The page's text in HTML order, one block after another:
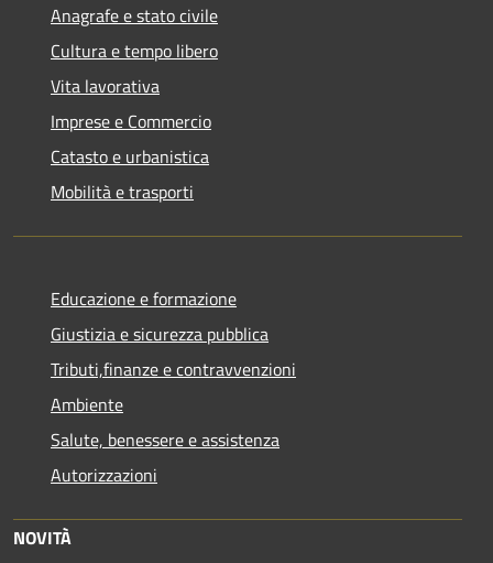
Anagrafe e stato civile
Cultura e tempo libero
Vita lavorativa
Imprese e Commercio
Catasto e urbanistica
Mobilità e trasporti
Educazione e formazione
Giustizia e sicurezza pubblica
Tributi,finanze e contravvenzioni
Ambiente
Salute, benessere e assistenza
Autorizzazioni
NOVITÀ